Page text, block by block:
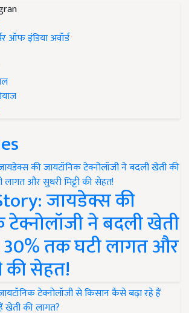
ऑफ इंडिया अवॉर्ड
जायडेक्स की
टेक्नोलॉजी ने बदली खेती
30% तक घटी लागत और
की सेहत!